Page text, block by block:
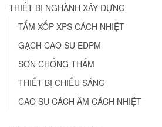
THIẾT BỊ NGHÀNH XÂY DỰNG
TẤM XỐP XPS CÁCH NHIỆT
GẠCH CAO SU EDPM
SƠN CHỐNG THẤM
THIẾT BỊ CHIẾU SÁNG
CAO SU CÁCH ÂM CÁCH NHIỆT